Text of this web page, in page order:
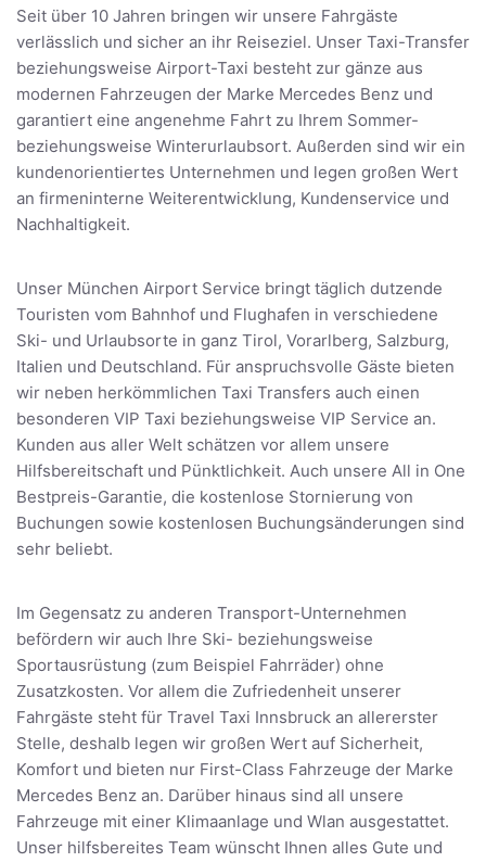
Seit über 10 Jahren bringen wir unsere Fahrgäste
verlässlich und sicher an ihr Reiseziel. Unser Taxi-Transfer
beziehungsweise Airport-Taxi besteht zur gänze aus
modernen Fahrzeugen der Marke Mercedes Benz und
garantiert eine angenehme Fahrt zu Ihrem Sommer-
beziehungsweise Winterurlaubsort. Außerden sind wir ein
kundenorientiertes Unternehmen und legen großen Wert
an firmeninterne Weiterentwicklung, Kundenservice und
Nachhaltigkeit.
Unser München Airport Service bringt täglich dutzende
Touristen vom Bahnhof und Flughafen in verschiedene
Ski- und Urlaubsorte in ganz Tirol, Vorarlberg, Salzburg,
Italien und Deutschland. Für anspruchsvolle Gäste bieten
wir neben herkömmlichen Taxi Transfers auch einen
besonderen VIP Taxi beziehungsweise VIP Service an.
Kunden aus aller Welt schätzen vor allem unsere
Hilfsbereitschaft und Pünktlichkeit. Auch unsere All in One
Bestpreis-Garantie, die kostenlose Stornierung von
Buchungen sowie kostenlosen Buchungsänderungen sind
sehr beliebt.
Im Gegensatz zu anderen Transport-Unternehmen
befördern wir auch Ihre Ski- beziehungsweise
Sportausrüstung (zum Beispiel Fahrräder) ohne
Zusatzkosten. Vor allem die Zufriedenheit unserer
Fahrgäste steht für Travel Taxi Innsbruck an allererster
Stelle, deshalb legen wir großen Wert auf Sicherheit,
Komfort und bieten nur First-Class Fahrzeuge der Marke
Mercedes Benz an. Darüber hinaus sind all unsere
Fahrzeuge mit einer Klimaanlage und Wlan ausgestattet.
Unser hilfsbereites Team wünscht Ihnen alles Gute und